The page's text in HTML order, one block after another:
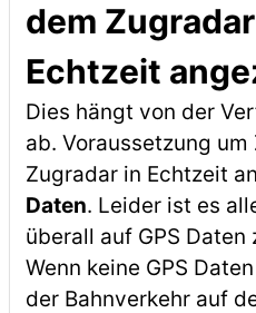
dem
Echtzeit
Dies hängt von der
ab. Voraussetzung um
Zugradar in Echtzeit
Daten. Leider ist es
überall auf GPS
Wenn keine GPS
der Bahnverkehr auf